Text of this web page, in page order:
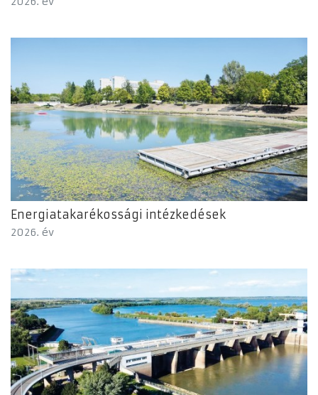
Energiatakarékossági intézkedések
2026. év